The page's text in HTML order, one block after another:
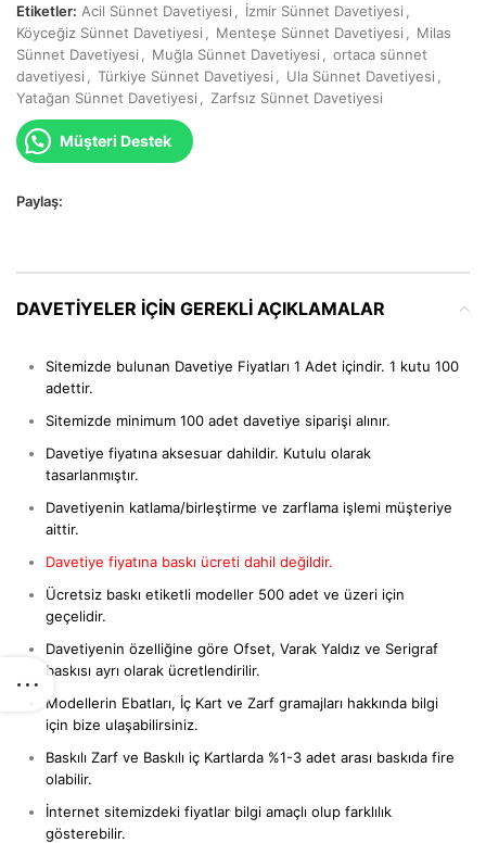
Etiketler: Acil Sünnet Davetiyesi İzmir Sünnet Davetiyesi
Köyceğiz Sünnet Davetiyesi
Menteşe Sünnet Davetiyesi
Milas
Sünnet Davetiyesi
Muğla Sünnet Davetiyesi
ortaca sünnet
davetiyesi
Türkiye Sünnet Davetiyesi Ula Sünnet Davetiyesi
Yatağan Sünnet Davetiyesi
Zarfsız Sünnet Davetiyesi
Müşteri Destek
Paylaş:
DAVETIYELER IÇIN GEREKLI AÇIKLAMALAR
Sitemizde bulunan Davetiye Fiyatları 1 Adet içindir. 1 kutu 100
adettir.
Sitemizde minimum 100 adet davetiye siparişi alınır.
Davetiye fiyatına aksesuar dahildir. Kutulu olarak
tasarlanmıştır.
Davetiyenin katlama/birleştirme ve zarflama işlemi müşteriye
aittir.
Davetiye fiyatına baskı ücreti dahil değildir.
Ücretsiz baskı etiketli modeller 500 adet ve üzeri için
geçelidir.
Davetiyenin özelliğine göre Ofset, Varak Yaldız ve Serigraf
baskısı ayrı olarak ücretlendirilir.
Modellerin Ebatları, İç Kart ve Zarf gramajları hakkında bilgi
için bize ulaşabilirsiniz.
Baskılı Zarf ve Baskılı iç Kartlarda %1-3 adet arası baskıda fire
olabilir.
İnternet sitemizdeki fiyatlar bilgi amaçlı olup farklılık
gösterebilir.